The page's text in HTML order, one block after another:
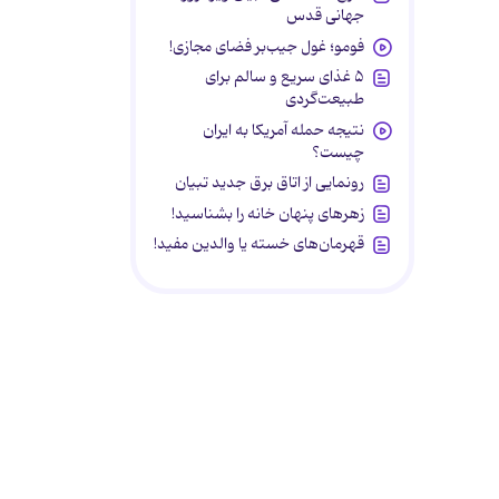
جهانی قدس
فومو؛ غول جیب‌بر فضای مجازی!
۵ غذای سریع و سالم برای
طبیعت‌گردی
نتیجه حمله آمریکا به ایران
چیست؟
رونمایی از اتاق برق جدید تبیان
زهرهای پنهان خانه را بشناسید!
قهرمان‌های خسته یا والدین مفید!